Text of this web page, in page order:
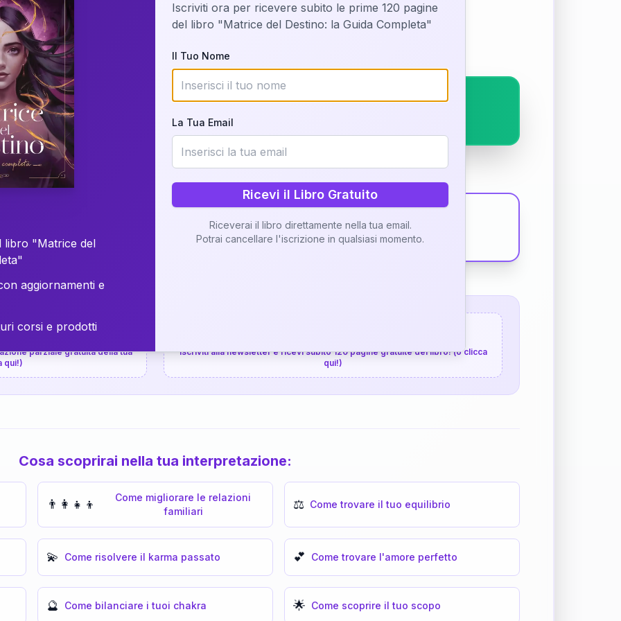
della tua Matrice del Destino attraverso una nostra interpretazione
o studiando attraverso il manuale completo.
Richiedi Interpretazione
✨ Interpretazione personalizzata
Scopri il Libro
gratuita
parziale gratuita della tua
qui!)
Iscriviti alla newsletter e ricevi subito 120 pagine gratuite del libro! (o clicca
qui!)
Cosa scoprirai nella tua interpretazione:
👨‍👩‍👧‍👦
Come migliorare le relazioni
familiari
⚖️ Come trovare il tuo equilibrio
💫 Come risolvere il karma passato 💕 Come trovare l'amore perfetto
🔮 Come bilanciare i tuoi chakra 🌟 Come scoprire il tuo scopo
libro "Matrice del
aggiornamenti e
corsi e prodotti
Iscriviti ora per ricevere subito le prime 120 pagine
del libro "Matrice del Destino: la Guida Completa"
Il Tuo Nome
La Tua Email
Ricevi il Libro Gratuito
Riceverai il libro direttamente nella tua email.
Potrai cancellare l'iscrizione in qualsiasi momento.